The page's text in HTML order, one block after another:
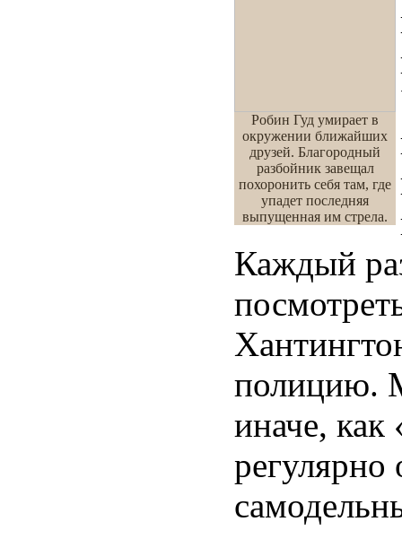
Робин Гуд умирает в
окружении ближайших
друзей. Благородный
разбойник завещал
похоронить себя там, где
упадет последняя
выпущенная им стрела.
Каждый
полицию.
иначе,
регулярно